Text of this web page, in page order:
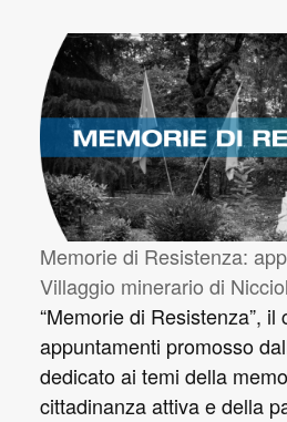
Memorie di Resistenza:
Villaggio minerario di
“Memorie di Resistenza”, il
appuntamenti promosso
dedicato ai temi della
cittadinanza attiva e della